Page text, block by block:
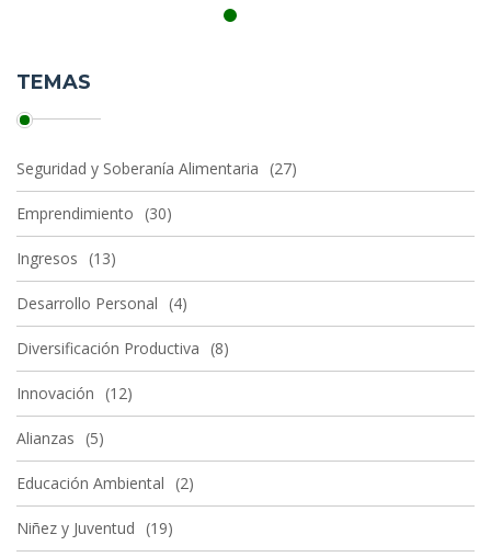
TEMAS
Seguridad y Soberanía Alimentaria 27
Emprendimiento 30
Ingresos 13
Desarrollo Personal 4
Diversificación Productiva 8
Innovación 12
Alianzas 5
Educación Ambiental 2
Niñez y Juventud 19